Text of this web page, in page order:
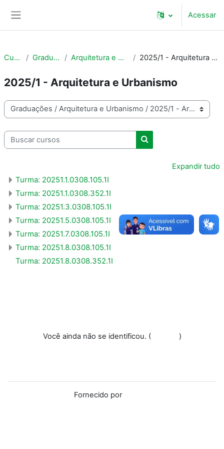
Acessar
Cursos Graduações Arquitetura e Urbanismo 2025/1 - Arquitetura e Urbanismo
2025/1 - Arquitetura e Urbanismo
Categorias de Cursos
Buscar cursos
Buscar cursos
Expandir tudo
Turma: 20251.1.0308.105.1I
Turma: 20251.1.0308.352.1I
Turma: 20251.3.0308.105.1I
Turma: 20251.5.0308.105.1I
Turma: 20251.7.0308.105.1I
Turma: 20251.8.0308.105.1I
Turma: 20251.8.0308.352.1I
Você ainda não se identificou. (Acessar )
Fornecido por